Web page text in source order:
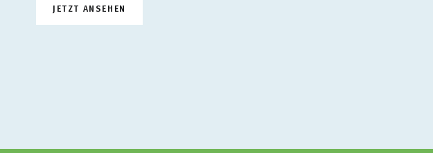
JETZT ANSEHEN